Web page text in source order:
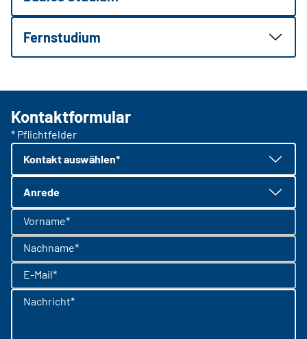
Fernstudium
Kontaktformular
* Pflichtfelder
Kontakt auswählen*
Anrede
Vorname*
Nachname*
E-Mail*
Nachricht*